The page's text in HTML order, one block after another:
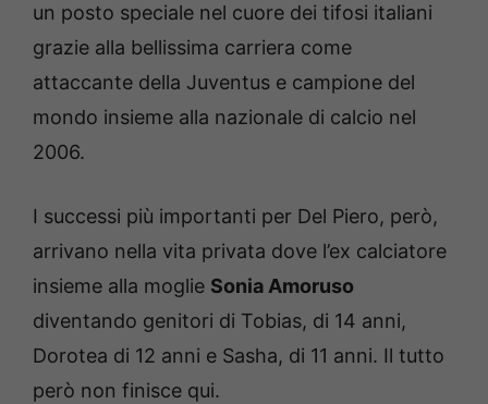
un posto speciale nel cuore dei tifosi italiani
grazie alla bellissima carriera come
attaccante della Juventus e campione del
mondo insieme alla nazionale di calcio nel
2006.
I successi più importanti per Del Piero, però,
arrivano nella vita privata dove l’ex calciatore
insieme alla moglie Sonia Amoruso
diventando genitori di Tobias, di 14 anni,
Dorotea di 12 anni e Sasha, di 11 anni. Il tutto
però non finisce qui.